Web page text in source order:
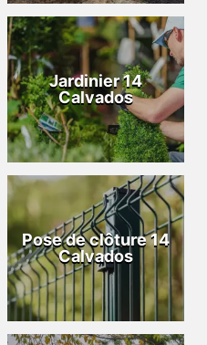
Jardinier 14
Calvados
Pose de clôture 14
Calvados